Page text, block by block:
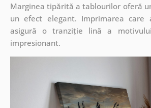
Marginea tipărită a tablourilor oferă
un efect elegant. Imprimarea care
asigură o tranziție lină a
impresionant.